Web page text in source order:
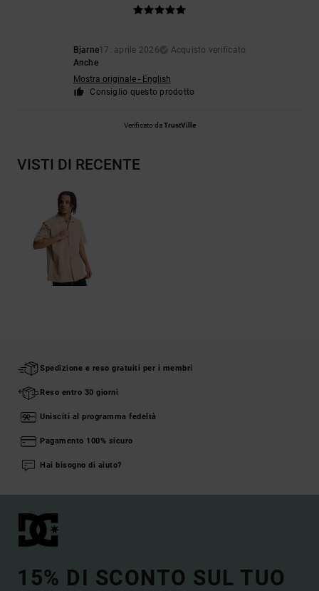
Bjarne17. aprile 2026
Acquisto verificato
Anche
Mostra originale - English
Consiglio questo prodotto
Verificato daTrustVille
VISTI DI RECENTE
Spedizione e reso gratuiti per i membri
Reso entro 30 giorni
Unisciti al programma fedeltà
Pagamento 100% sicuro
Hai bisogno di aiuto?
15% DI SCONTO SUL TUO